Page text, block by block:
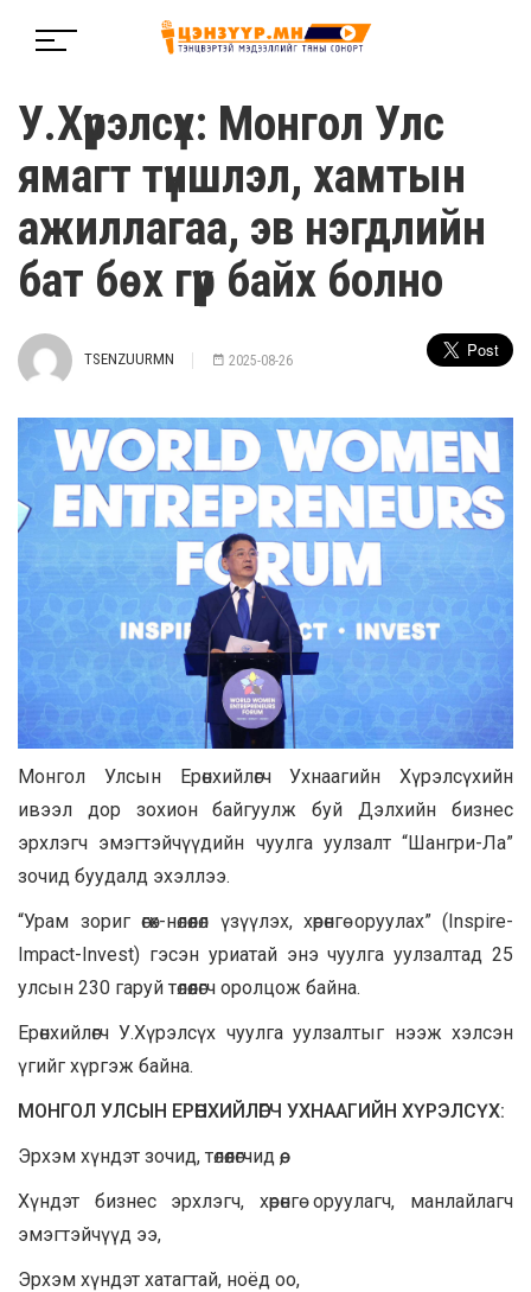
У.Хүрэлсүх: Монгол Улс
ямагт түншлэл, хамтын
ажиллагаа, эв нэгдлийн
бат бөх гүүр байх болно
TSENZUURMN 2025-08-26
Монгол Улсын Ерөнхийлөгч Ухнаагийн Хүрэлсүхийн
ивээл дор зохион байгуулж буй Дэлхийн бизнес
эрхлэгч эмэгтэйчүүдийн чуулга уулзалт “Шангри-Ла”
зочид буудалд эхэллээ.
“Урам зориг өгөх-нөлөөлөл үзүүлэх, хөрөнгө оруулах” (Inspire-
Impact-Invest) гэсэн уриатай энэ чуулга уулзалтад 25
улсын 230 гаруй төлөөлөгч оролцож байна.
Ерөнхийлөгч У.Хүрэлсүх чуулга уулзалтыг нээж хэлсэн
үгийг хүргэж байна.
МОНГОЛ УЛСЫН ЕРӨНХИЙЛӨГЧ УХНААГИЙН ХҮРЭЛСҮХ:
Эрхэм хүндэт зочид, төлөөлөгчид өө,
Хүндэт бизнес эрхлэгч, хөрөнгө оруулагч, манлайлагч
эмэгтэйчүүд ээ,
Эрхэм хүндэт хатагтай, ноёд оо,